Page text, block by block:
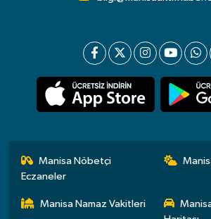
Manisa Nöbetçi
Eczaneler
Manisa Namaz Vakitleri